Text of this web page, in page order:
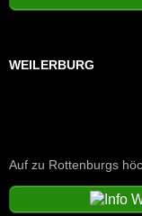
WEILERBURG
Auf zu Rottenburgs